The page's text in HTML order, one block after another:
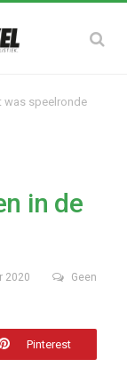
was speelronde
in de
2020
Geen
Pinterest